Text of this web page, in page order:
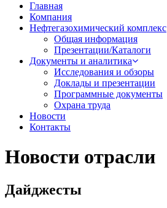
Главная
Компания
Нефтегазохимический комплекс
Общая информация
Презентации/Каталоги
Документы и аналитика
Исследования и обзоры
Доклады и презентации
Программные документы
Охрана труда
Новости
Контакты
Новости отрасли
Дайджесты